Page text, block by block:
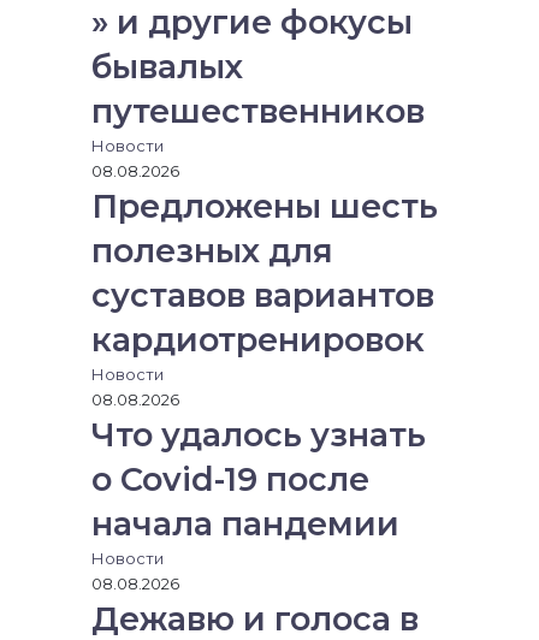
п
» и другие фокусы
бывалых
путешественников
Новости
08.08.2026
Предложены шесть
полезных для
суставов вариантов
кардиотренировок
Новости
08.08.2026
Что удалось узнать
о Covid-19 после
начала пандемии
Новости
08.08.2026
Дежавю и голоса в